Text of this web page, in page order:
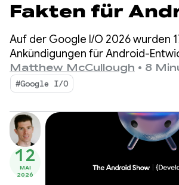
Fakten für
Entwickler auf
Google I/O
Auf der Google I/O 2026 wurden
Ankündigungen für Android-
die sich auf die
Compose First als UI-Standard
leistungsstarke Medien und
für das wachsende Ökosystem
Matthew McCullough • 8
#Google I/O
12
MAI
2026